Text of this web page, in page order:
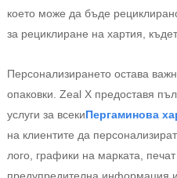
което може да бъде
за рециклиране на хартия,
Персонализирането остава
опаковки. Zeal X предоставя
услуги за всекиПергаминова
на клиентите да
лого, графики на марката,
предупредителна информация